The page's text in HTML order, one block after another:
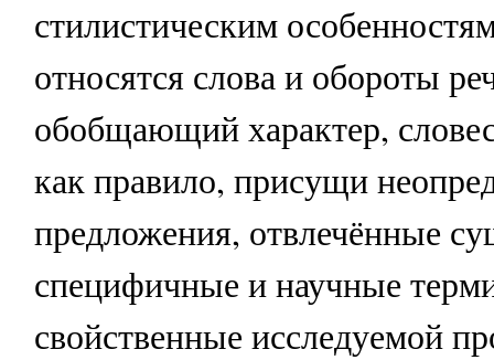
стилистическим
относятся слова и обороты
обобщающий характер,
как правило, присущи
предложения, отвлечённые
специфичные и научные
свойственные исследуемой